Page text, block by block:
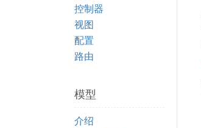
控制器
视图
配置
路由
模型
介绍